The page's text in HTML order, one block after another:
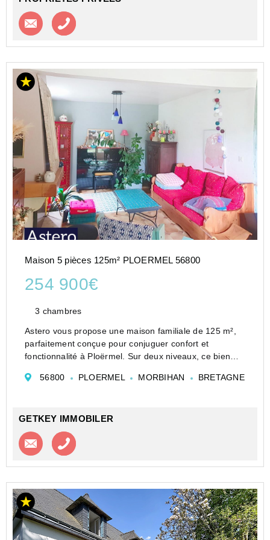
Contacter l'agence
Maison 5 pièces 125m² PLOERMEL 56800
254 900€
3 chambres
Astero vous propose une maison familiale de 125 m²,
parfaitement conçue pour conjuguer confort et
fonctionnalité à Ploërmel. Sur deux niveaux, ce bien
pour le télétravail, un séjour lumineux et une salle à
56800 PLOERMEL MORBIHAN BRETAGNE
GETKEY IMMOBILER
Contacter l'agence